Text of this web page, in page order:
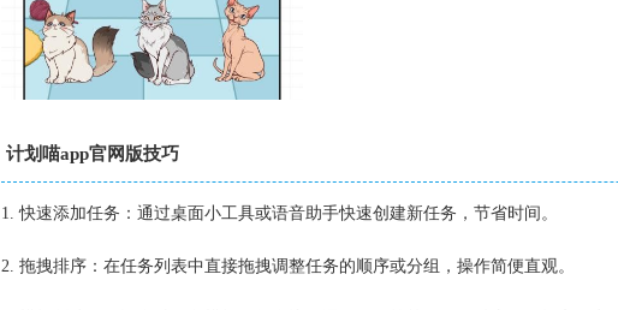
计划喵app官网版技巧
1. 快速添加任务：通过桌面小工具或语音助手快速创建新任务，节省时间。
2. 拖拽排序：在任务列表中直接拖拽调整任务的顺序或分组，操作简便直观。